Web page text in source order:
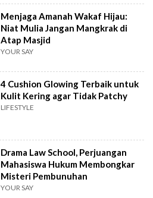
Menjaga Amanah Wakaf Hijau:
Niat Mulia Jangan Mangkrak di
Atap Masjid
YOUR SAY
4 Cushion Glowing Terbaik untuk
Kulit Kering agar Tidak Patchy
LIFESTYLE
Drama Law School, Perjuangan
Mahasiswa Hukum Membongkar
Misteri Pembunuhan
YOUR SAY